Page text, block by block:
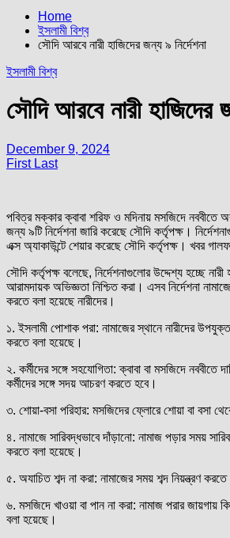
Home
ইসলামী বিশ্ব
সৌদি আরবে নারী হাজিদের জন্য ৯ নির্দেশনা
ইসলামী বিশ্ব
সৌদি আরবে নারী হাজিদের
December 9, 2024
First Last
পবিত্র মক্কার ক্বাবা শরিফ ও মদিনায় মসজিদে নববীতে
জন্য ৯টি নির্দেশনা জারি করেছে সৌদি কর্তৃপক্ষ।
এক্স অ্যাকাউন্টে শেয়ার করেছে সৌদি কর্তৃপক্ষ। খবর
সৌদি কর্তৃপক্ষ বলেছে, নির্দেশনাগুলোর উদ্দেশ্য হচ্ছে
আরামদায়ক অভিজ্ঞতা নিশ্চিত করা। এসব নির্দেশনা
করতে বলা হয়েছে নারীদের।
১. ইসলামী পোশাক পরা: নামাজের স্থানে নারীদের
করতে বলা হয়েছে।
২. কর্মীদের সঙ্গে সহযোগিতা: ক্বাবা বা মসজিদে নববীতে
কর্মীদের সঙ্গে সদয় আচরণ করতে হবে।
৩. শোয়া-বসা পরিহার: মসজিদের ফ্লোরে শোয়া বা বসা
৪. নামাজে সারিবদ্ধভাবে দাঁড়ানো: নামাজ পড়ার সময়
করতে বলা হয়েছে।
৫. অযাচিত শব্দ না করা: নামাজের সময় শব্দ নিয়ন্ত্রণ
৬. মসজিদে খাওয়া বা পান না করা: নামাজ পরার জায়গায়
বলা হয়েছে।